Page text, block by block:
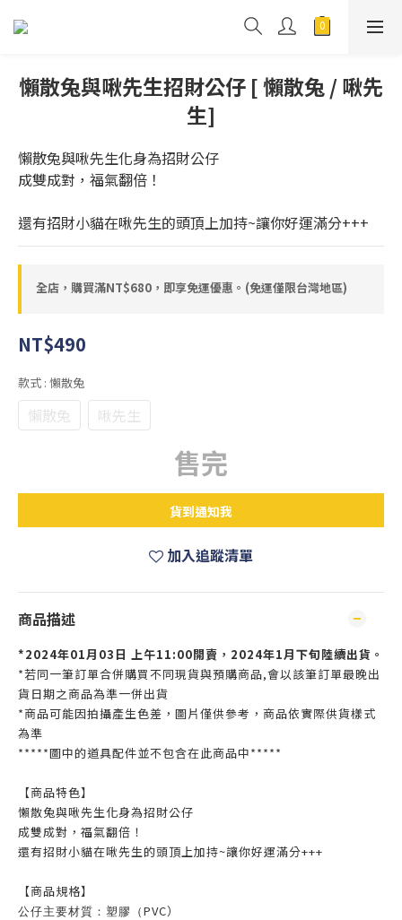
懶散兔與啾先生招財公仔 [ 懶散兔 / 啾先
生]
懶散兔與啾先生化身為招財公仔
成雙成對，福氣翻倍！
還有招財小貓在啾先生的頭頂上加持~讓你好運滿分+++
全店，購買滿NT$680，即享免運優惠。(免運僅限台灣地區)
NT$490
款式 : 懶散兔
懶散兔 啾先生
售完
貨到通知我
加入追蹤清單
商品描述
*2024年01月03日 上午11:00開賣，2024年1月下旬陸續出貨。
*若同一筆訂單合併購買不同現貨與預購商品,會以該筆訂單最晚出
貨日期之商品為準一併出貨
*商品可能因拍攝產生色差，圖片僅供參考，商品依實際供貨樣式
為準
*****圖中的道具配件並不包含在此商品中*****
【商品特色】
懶散兔與啾先生化身為招財公仔
成雙成對，福氣翻倍！
還有招財小貓在啾先生的頭頂上加持~讓你好運滿分+++
【商品規格】
公仔主要材質：塑膠（ PVC）